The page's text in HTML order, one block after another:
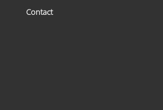
Contact